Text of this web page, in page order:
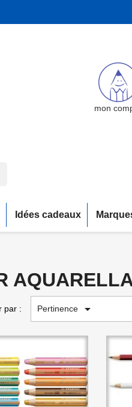
mon
Idées cadeaux
par : Pertinence 